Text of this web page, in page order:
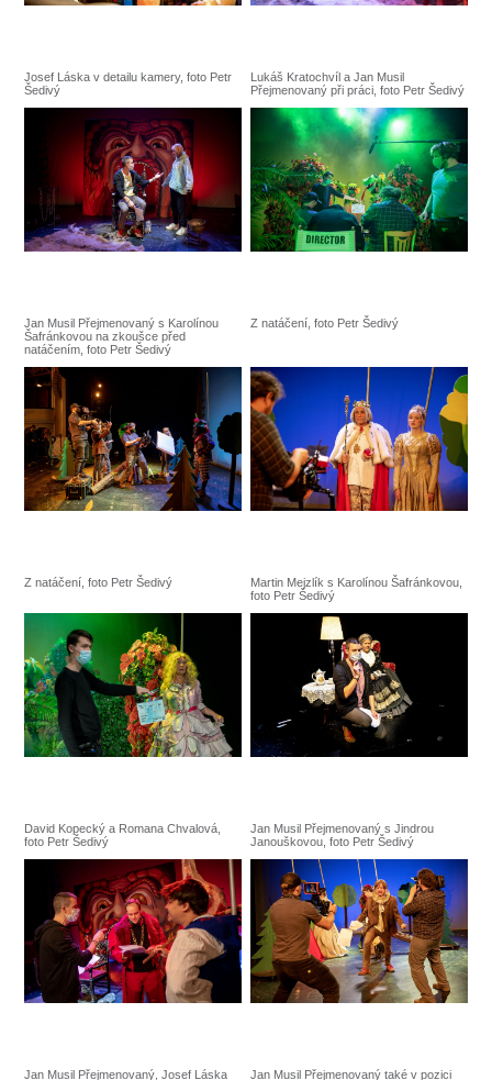
Josef Láska v detailu kamery, foto Petr
Šedivý
Lukáš Kratochvíl a Jan Musil
Přejmenovaný při práci, foto Petr Šedivý
Jan Musil Přejmenovaný s Karolínou
Šafránkovou na zkoušce před
natáčením, foto Petr Šedivý
Z natáčení, foto Petr Šedivý
Z natáčení, foto Petr Šedivý
Martin Mejzlík s Karolínou Šafránkovou,
foto Petr Šedivý
David Kopecký a Romana Chvalová,
foto Petr Šedivý
Jan Musil Přejmenovaný s Jindrou
Janouškovou, foto Petr Šedivý
Jan Musil Přejmenovaný, Josef Láska Jan Musil Přejmenovaný také v pozici